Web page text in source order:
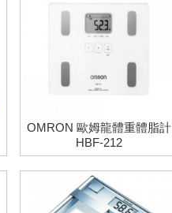
OMRON 歐姆龍體重體脂計
HBF-212